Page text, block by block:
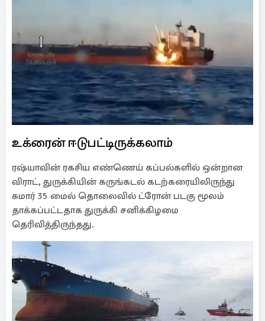
உக்ரைன் ஈடுபட்டிருக்கலாம்
ரஷ்யாவின் ரகசிய எண்ணெய் கப்பல்களில் ஒன்றான
விராட், துருக்கியின் கருங்கடல் கடற்கரையிலிருந்து
சுமார் 35 மைல் தொலைவில் ட்ரோன் படகு மூலம்
தாக்கப்பட்டதாக துருக்கி சனிக்கிழமை
தெரிவித்திருந்தது.